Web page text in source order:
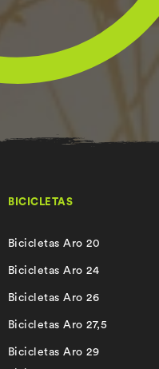
BICICLETAS
Bicicletas Aro 20
Bicicletas Aro 24
Bicicletas Aro 26
Bicicletas Aro 27,5
Bicicletas Aro 29